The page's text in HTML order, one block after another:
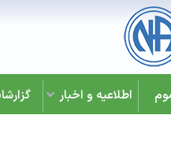
اطلاعیه و اخبار